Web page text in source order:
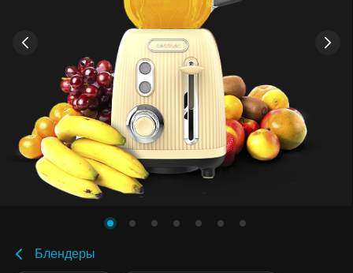
‹ ›
Блендеры